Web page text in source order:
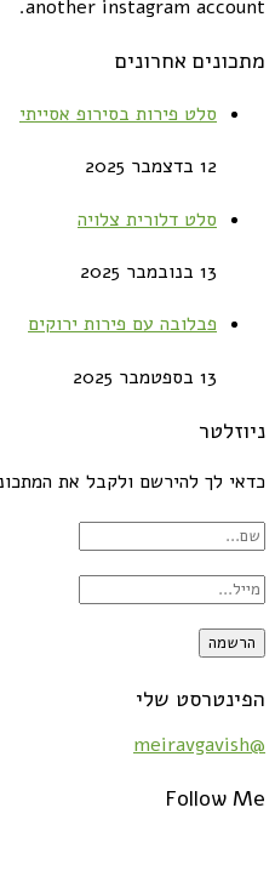
another instagram account.
מתכונים אחרונים
סלט פירות בסירופ אסייתי
12 בדצמבר 2025
סלט דלורית צלויה
13 בנובמבר 2025
פבלובה עם פירות ירוקים
13 בספטמבר 2025
ניוזלטר
כדאי לך להירשם ולקבל את
הפינטרסט שלי
@meiravgavish
Follow Me